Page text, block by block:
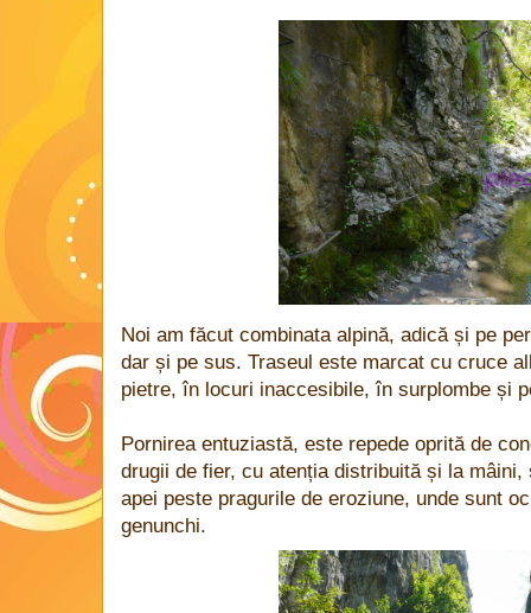
Noi am făcut combinata alpină, adică și pe
dar și pe sus. Traseul este marcat cu cruce
pietre, în locuri inaccesibile, în surplombe și
Pornirea entuziastă, este repede oprită de
drugii de fier, cu atenția distribuită și la
apei peste pragurile de eroziune, unde sunt
genunchi.